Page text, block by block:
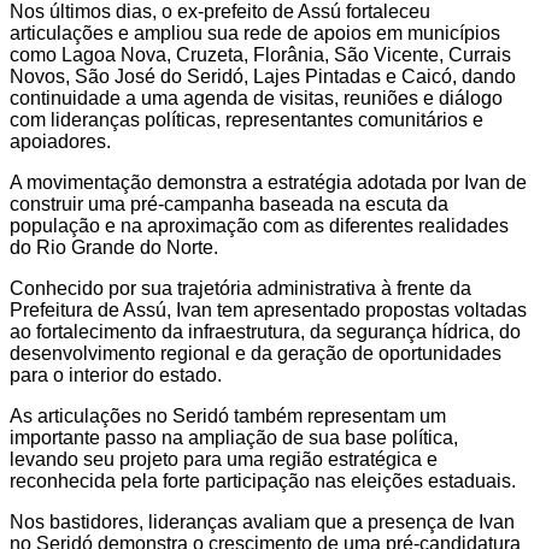
Nos últimos dias, o ex-prefeito de Assú fortaleceu
articulações e ampliou sua rede de apoios em municípios
como Lagoa Nova, Cruzeta, Florânia, São Vicente, Currais
Novos, São José do Seridó, Lajes Pintadas e Caicó, dando
continuidade a uma agenda de visitas, reuniões e diálogo
com lideranças políticas, representantes comunitários e
apoiadores.
A movimentação demonstra a estratégia adotada por Ivan de
construir uma pré-campanha baseada na escuta da
população e na aproximação com as diferentes realidades
do Rio Grande do Norte.
Conhecido por sua trajetória administrativa à frente da
Prefeitura de Assú, Ivan tem apresentado propostas voltadas
ao fortalecimento da infraestrutura, da segurança hídrica, do
desenvolvimento regional e da geração de oportunidades
para o interior do estado.
As articulações no Seridó também representam um
importante passo na ampliação de sua base política,
levando seu projeto para uma região estratégica e
reconhecida pela forte participação nas eleições estaduais.
Nos bastidores, lideranças avaliam que a presença de Ivan
no Seridó demonstra o crescimento de uma pré-candidatura